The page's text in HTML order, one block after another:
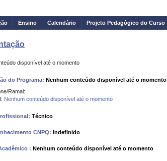
Ensino Calendário Projeto Pedagógico do Curso
disponível até o momento
do Programa: Nenhum conteúdo disponível até o momento
Ramal:
Nenhum conteúdo disponível até o momento
Técnico
CNPQ: Indefinido
: Nenhum conteúdo disponível até o momento